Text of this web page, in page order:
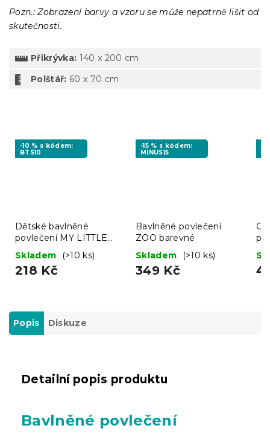
Pozn.: Zobrazení barvy a vzoru se může nepatrně lišit od
skutečnosti.
Přikrývka: 140 x 200 cm
Polštář: 60 x 70 cm
-10 % s kódem:
BTS10
Dětské bavlněné
povlečení MY LITTLE
PONY STARS bílé
Skladem (>10 ks)
218 Kč
-15 % s kódem:
MINUS15
Bavlněné povlečení
ZOO barevné
Skladem
(>10 ks)
349 Kč
Popis Diskuze
Detailní popis produktu
Bavlněné povlečení